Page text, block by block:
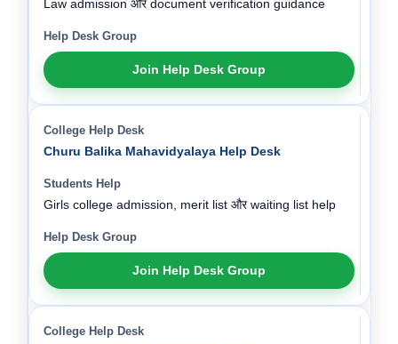
Law admission और document verification guidance
Join Help Desk Group
Churu Balika Mahavidyalaya Help Desk
Girls college admission, merit list और waiting list help
Join Help Desk Group